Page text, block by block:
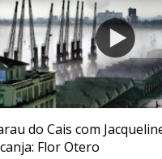
do Cais com
Flor Otero